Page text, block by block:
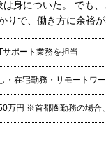
身についた。 でも
りで、働き方に余裕
ポート業務を担当
・在宅勤務・リモートワ
万円 ※首都圏勤務の場合